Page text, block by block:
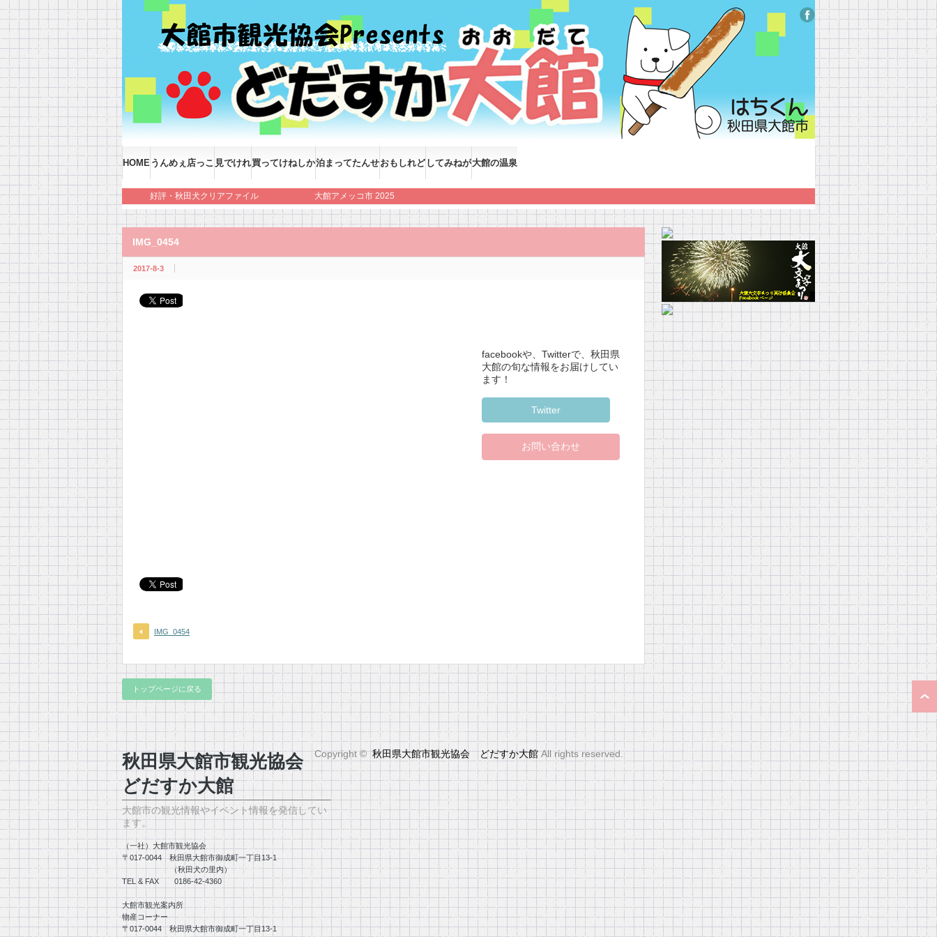
HOME うんめぇ店っこ 見でけれ買ってけねしか泊まってたんせおもしれど してみねが大館の温泉
好評・秋田犬クリアファイル 大館アメッコ市 2025
IMG_0454
2017-8-3
facebookや、Twitterで、秋田県
大館の旬な情報をお届けしてい
ます！
Twitter
お問い合わせ
IMG_0454
トップページに戻る
秋田県大館市観光協会
どだすか大館
大館市の観光情報やイベント情報を発信してい
ます。
（一社）大館市観光協会
〒017-0044 秋田県大館市御成町一丁目13-1
（秋田犬の里内）
TEL & FAX 0186-42-4360
大館市観光案内所
物産コーナー
〒017-0044 秋田県大館市御成町一丁目13-1
Copyright ©秋田県大館市観光協会 どだすか大館All rights reserved.